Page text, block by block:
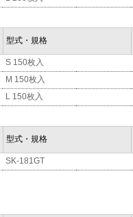
型式・規格
S 150枚入
M 150枚入
L 150枚入
型式・規格
SK-181GT